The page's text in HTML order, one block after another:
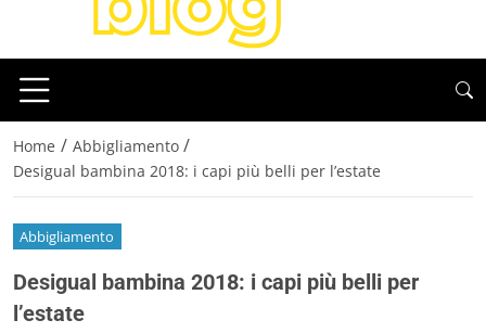
Home / Abbigliamento /
Desigual bambina 2018: i capi più belli per l’estate
Abbigliamento
Desigual bambina 2018: i capi più belli per
l’estate